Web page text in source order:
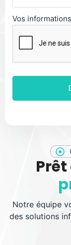
Notre équipe
des solutions
Vos